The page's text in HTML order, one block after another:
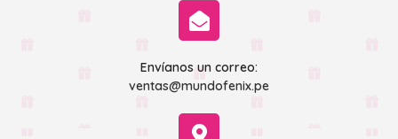
Envíanos un correo:
ventas@mundofenix.pe